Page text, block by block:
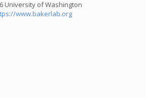
University of Washington
www.bakerlab.org